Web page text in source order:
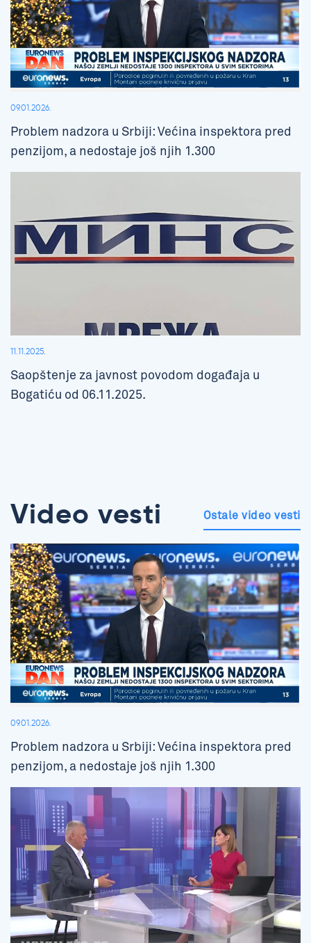
09.01.2026.
Problem nadzora u Srbiji: Većina inspektora pred
penzijom, a nedostaje još njih 1.300
11.11.2025.
Saopštenje za javnost povodom događaja u
Bogatiću od 06.11.2025.
Video vesti Ostale video vesti
09.01.2026.
Problem nadzora u Srbiji: Većina inspektora pred
penzijom, a nedostaje još njih 1.300